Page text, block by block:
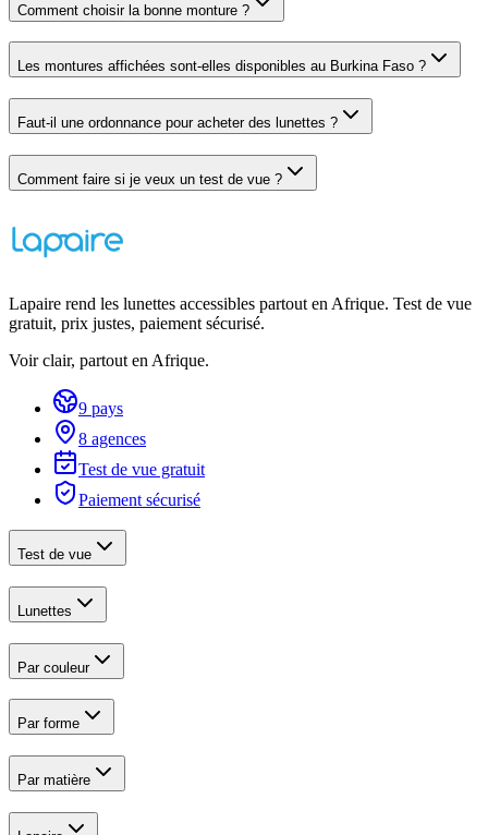
Comment choisir la bonne monture ?
Les montures affichées sont-elles disponibles au Burkina Faso ?
Faut-il une ordonnance pour acheter des lunettes ?
Comment faire si je veux un test de vue ?
Lapaire rend les lunettes accessibles partout en Afrique. Test de vue
gratuit, prix justes, paiement sécurisé.
Voir clair, partout en Afrique.
9 pays
8 agences
Test de vue gratuit
Paiement sécurisé
Test de vue
Lunettes
Par couleur
Par forme
Par matière